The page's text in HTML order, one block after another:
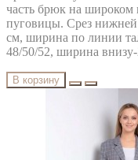
часть брюк на широком
пуговицы. Срез
см, ширина по линии
48/50/52, ширина
В корзину